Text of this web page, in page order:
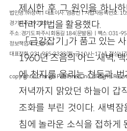
제시한 후 그 원인을 하나
터리 기법을 활용했다.
「금강잡기」가 품고 있는
1960년 즈음의 어느 새벽,
에 천지를 울리는 천둥과 번
저녁까지 맑았던 하늘이 갑
조화를 부린 것이다. 새벽
침에 놀라운 소식을 접하게
법인명 : ㈜창비ㅣ대표이사 : 염종선ㅣ사업자등록번호
경기파주-1928호
주소 : 경기도 파주시 회동길 184(문발동)ㅣ팩스 : 031-
정보책임자 : 신문수
대표전화 : 031-955-3333(월~금 10시~17시), 점심시
copyright © Changbi Publishers, inc. All Rights